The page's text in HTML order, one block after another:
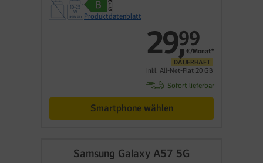
Produktdatenblatt
29,
99
€/Monat*
DAUERHAFT
Inkl. All-Net-Flat 20 GB
Sofort lieferbar
Smartphone wählen
Samsung Galaxy A57 5G